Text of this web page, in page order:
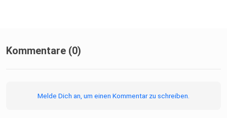
Kommentare (0)
Melde Dich an, um einen Kommentar zu schreiben.